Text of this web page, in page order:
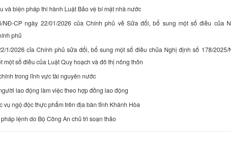
và biện pháp thi hành Luật Bảo vệ bí mật nhà nước
NĐ-CP ngày 22/01/2026 của Chính phủ về Sửa đổi, bổ sung một số điều của
phủ
1/2026 cỉa Chính phủ sửa đổi, bổ sung một số điều chủa Nghị định số 178/2025/
số điều của Luật Quy hoạch và đô thị nông thôn
trong lĩnh vực tài nguyên nước
lao động làm việc theo hợp đồng lao động
ngộ độc thực phẩm trên địa bàn tỉnh Khánh Hòa
lệnh do Bộ Công An chủ trì soạn thảo